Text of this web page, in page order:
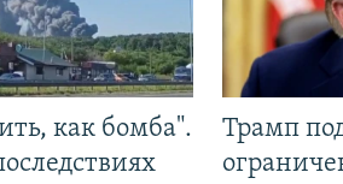
как бомба".
Трамп